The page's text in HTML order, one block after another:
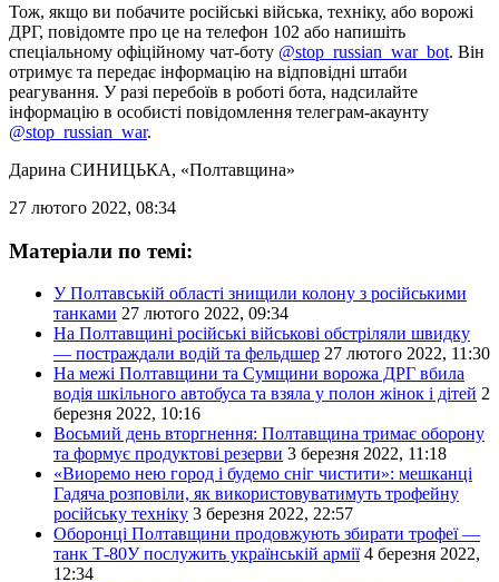
Тож, якщо ви побачите російські війська, техніку, або ворожі
ДРГ, повідомте про це на телефон 102 або напишіть
спеціальному офіційному чат-боту @stop_russian_war_bot. Він
отримує та передає інформацію на відповідні штаби
реагування. У разі перебоїв в роботі бота, надсилайте
інформацію в особисті повідомлення телеграм-акаунту
@stop_russian_war.
Дарина СИНИЦЬКА, «Полтавщина»
27 лютого 2022, 08:34
Матеріали по темі:
У Полтавській області знищили колону з російськими
танками 27 лютого 2022, 09:34
На Полтавщині російські військові обстріляли швидку
— постраждали водій та фельдшер 27 лютого 2022, 11:30
На межі Полтавщини та Сумщини ворожа ДРГ вбила
водія шкільного автобуса та взяла у полон жінок і дітей 2
березня 2022, 10:16
Восьмий день вторгнення: Полтавщина тримає оборону
та формує продуктові резерви 3 березня 2022, 11:18
«Виоремо нею город і будемо сніг чистити»: мешканці
Гадяча розповіли, як використовуватимуть трофейну
російську техніку 3 березня 2022, 22:57
Оборонці Полтавщини продовжують збирати трофеї —
танк Т-80У послужить українській армії 4 березня 2022,
12:34